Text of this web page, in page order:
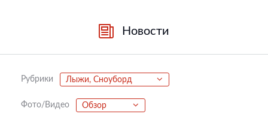
Новости
Рубрики Лыжи, Сноуборд
Фото/Видео Обзор